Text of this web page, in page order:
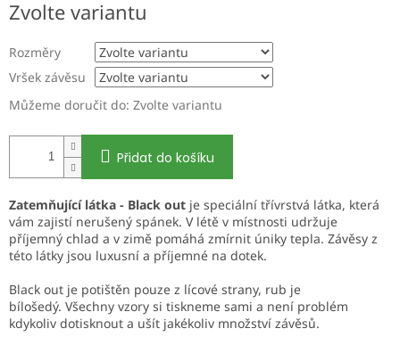
cena:
Zvolte variantu
Rozměry
Vršek závěsu
Můžeme doručit do: Zvolte variantu
Přidat do košíku
Zatemňující látka - Black out je speciální třívrstvá látka, která
vám zajistí nerušený spánek. V létě v místnosti udržuje
příjemný chlad a v zimě pomáhá zmírnit úniky tepla. Závěsy z
této látky jsou luxusní a příjemné na dotek.
Black out je potištěn pouze z lícové strany, rub je
bílošedý. Všechny vzory si tiskneme sami a není problém
kdykoliv dotisknout a ušít jakékoliv množství závěsů.